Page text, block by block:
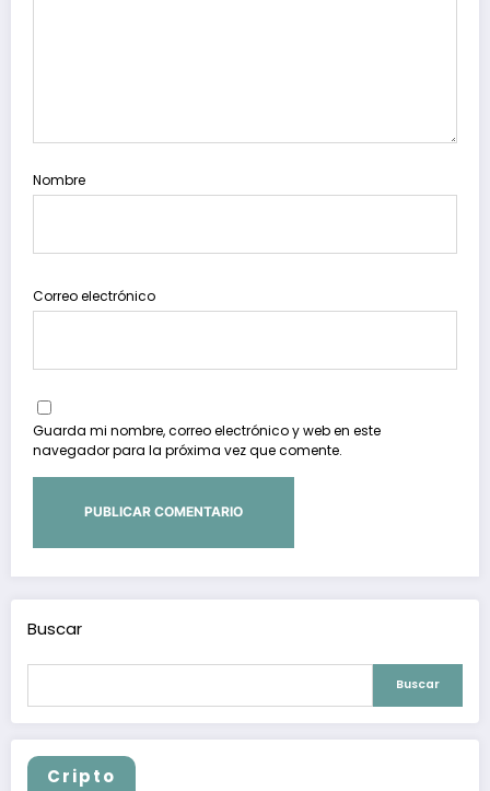
Nombre
Correo electrónico
Guarda mi nombre, correo electrónico y web en este
navegador para la próxima vez que comente.
Buscar
Buscar
Cripto